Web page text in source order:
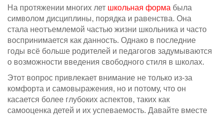
На протяжении многих лет школьная форма была
символом дисциплины, порядка и равенства. Она
стала неотъемлемой частью жизни школьника и часто
воспринимается как данность. Однако в последние
годы всё больше родителей и педагогов задумываются
о возможности введения свободного стиля в школах.
Этот вопрос привлекает внимание не только из-за
комфорта и самовыражения, но и потому, что он
касается более глубоких аспектов, таких как
самооценка детей и их успеваемость. Давайте вместе